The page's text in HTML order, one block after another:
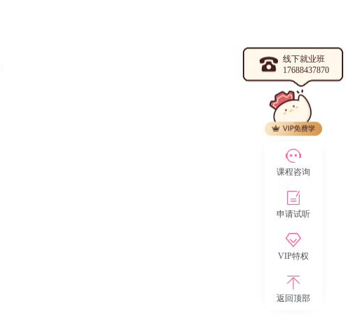
线下就业班
17688437870
课程咨询
申请试听
VIP特权
返回顶部